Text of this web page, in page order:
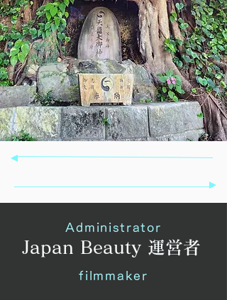
Administrator
Japan Beauty 運営者
filmmaker